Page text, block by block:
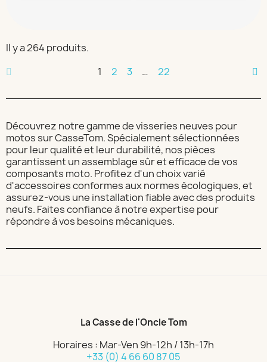
Il y a 264 produits.
1
2 3 … 22
Découvrez notre gamme de visseries neuves pour
motos sur CasseTom. Spécialement sélectionnées
pour leur qualité et leur durabilité, nos pièces
garantissent un assemblage sûr et efficace de vos
composants moto. Profitez d'un choix varié
d'accessoires conformes aux normes écologiques, et
assurez-vous une installation fiable avec des produits
neufs. Faites confiance à notre expertise pour
répondre à vos besoins mécaniques.
La Casse de l'Oncle Tom
Horaires : Mar-Ven 9h-12h / 13h-17h
+33 (0) 4 66 60 87 05